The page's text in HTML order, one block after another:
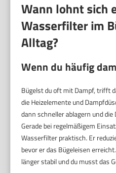
Wann lohnt sich
Wasserfilter im
Alltag?
Wenn du häufig
Bügelst du oft mit Dampf, trifft
die Heizelemente und
dann schneller ablagern und
Gerade bei regelmäßigem
Wasserfilter praktisch. Er
bevor er das Bügeleisen
länger stabil und du musst das